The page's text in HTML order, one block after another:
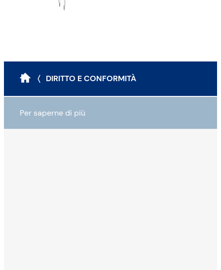
〈 DIRITTO E CONFORMITÀ
Per saperne di più